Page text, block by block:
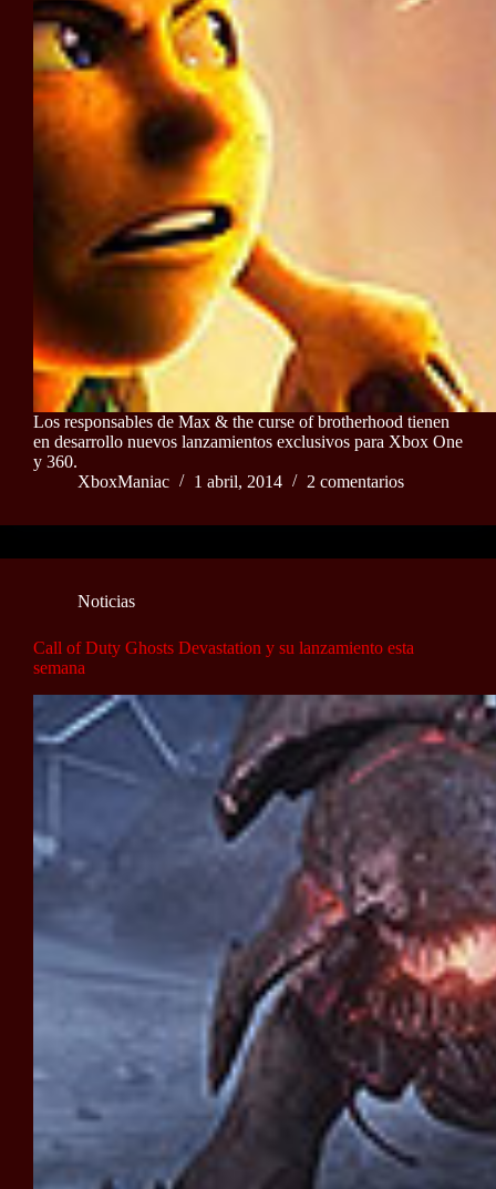
Los responsables de Max & the curse of brotherhood tienen
en desarrollo nuevos lanzamientos exclusivos para Xbox One
y 360.
XboxManiac
1 abril, 2014 2 comentarios
Noticias
Call of Duty Ghosts Devastation y su lanzamiento esta
semana